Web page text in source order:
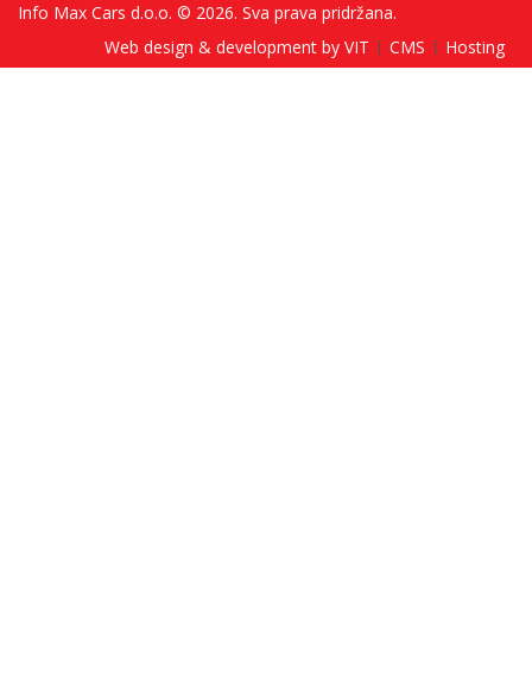
Info Max Cars d.o.o. © 2026. Sva prava pridržana.
Web design & development by VIT
CMS Hosting